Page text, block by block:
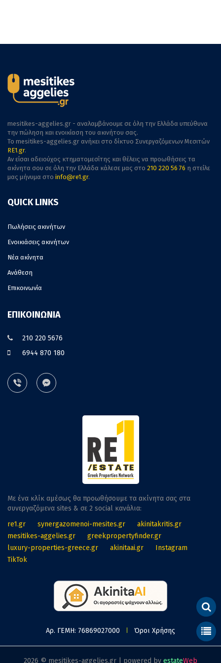
mesitikes-aggelies.gr - αναλαμβάνουμε σε όλη την Ελλάδα υπεύθυνα
την πώληση και ενοικίαση του ακινήτου σας.
To mesitikes-aggelies.gr ανήκει στο δίκτυο Συνεργαζόμενων Μεσιτών
RE1.gr.
Αν είσαι αδειούχος κτηματομεσίτης και θέλεις να προωθήσεις τα
ακίνητα σου σε όλη την Ελλάδα κάλεσε μας στο 210 220 56 76 η στείλε
μας μήνυμα στο info@re1.gr.
QUICK LINKS
Πωλήσεις ακινήτων
Ενοικιάσεις ακινήτων
Νέα ακίνητα
Ανάθεση
Επικοινωνία
ΕΠΙΚΟΙΝΩΝΙΑ
210 220 5676
6944 870 180
Με ένα κλίκ αμέσως θα προωθήσουμε τα ακίνητα σας στα
συνεργαζόμενα sites & σε 2 social κανάλια:
re1.gr
synergazomenoi-mesites.gr
akinitakritis.gr
mesitikes-aggelies.gr
greekpropertyfinder.gr
luxury-properties-greece.gr
akinitaai.gr
Instagram
TikTok
Αρ. ΓΕΜΗ: 76869027000 Όροι Χρήσης
2026 © mesitikes-aggelies.gr | powered by estateWeb